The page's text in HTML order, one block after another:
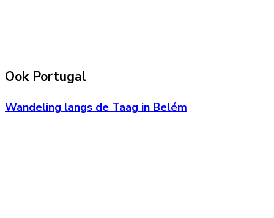
Ook Portugal
Wandeling langs de Taag in Belém